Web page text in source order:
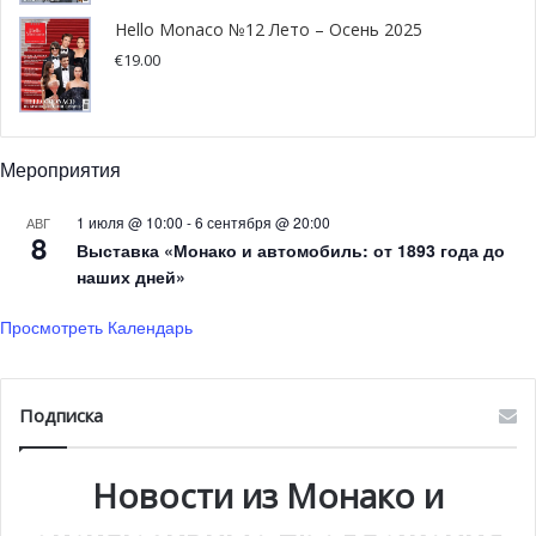
Ла-Кондамин
В этот район Монако легче всего добраться на автобусе
1-й линии. Тем, кто на машине, лучше всего начать
прогулку, оставив авто на парковке Colle. Первая
Визиты с гидом здесь пройдут в 11:00, 14:00 и 15:00
Hello Monaco №12 Лето – Осень 2025
€19.00
Мероприятия
АВГ
8
1 июля @ 10:00 -6 сентября @ 20:00
Выставка «Монако и автомобиль: от 1893 года до
наших дней»
Просмотреть Календарь
Подписка
Новости из Монако и